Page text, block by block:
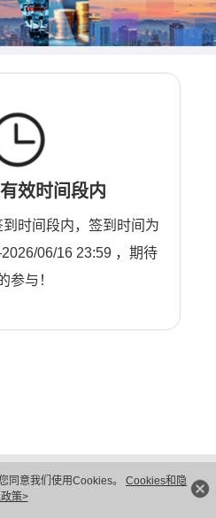
同意我们使用Cookies。 Cookies和隐
策>
效时间段内
时间段内，签到时间为
06/16 23:59 ，期待
参与！
保护
法律声明